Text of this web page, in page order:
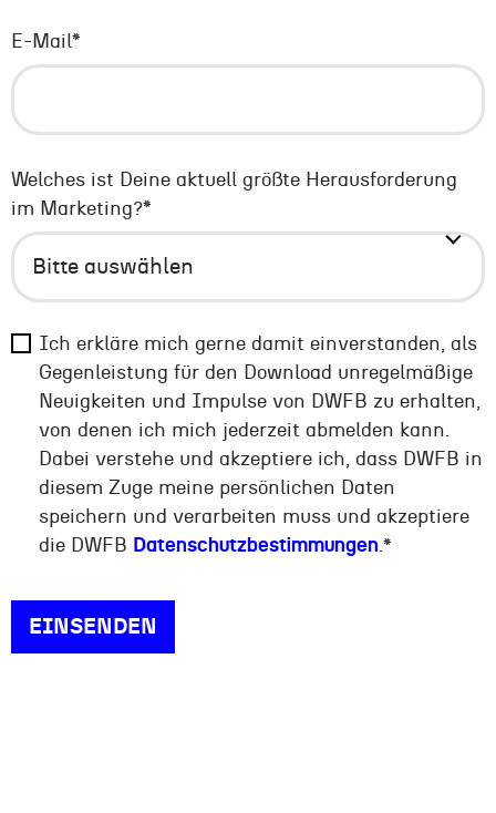
E-Mail*
Welches ist Deine aktuell größte Herausforderung
im Marketing?*
Ich erkläre mich gerne damit einverstanden, als
Gegenleistung für den Download unregelmäßige
Neuigkeiten und Impulse von DWFB zu erhalten,
von denen ich mich jederzeit abmelden kann.
Dabei verstehe und akzeptiere ich, dass DWFB in
diesem Zuge meine persönlichen Daten
speichern und verarbeiten muss und akzeptiere
die DWFB Datenschutzbestimmungen.*